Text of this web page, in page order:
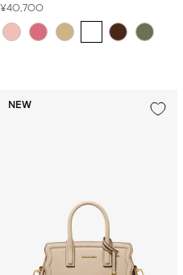
セ
ー
ル
¥40,700
NEW